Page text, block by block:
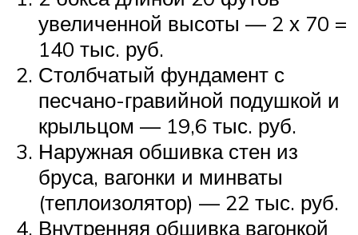
увеличенной высоты — 2 х 70 =
140 тыс. руб.
Столбчатый фундамент с
песчано-гравийной подушкой и
крыльцом — 19,6 тыс. руб.
Наружная обшивка стен из
бруса, вагонки и минваты
(теплоизолятор) — 22 тыс. руб.
Внутренняя обшивка вагонкой